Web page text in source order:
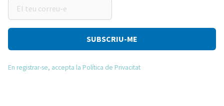
El
teu
correu-
En registrar-se, accepta la Política de Privacitat